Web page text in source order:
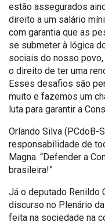
estão assegurados
direito a um salário
com garantia que as
se submeter à lógica
sociais do nosso
o direito de ter uma
Esses desafios são
muito e fazemos um
luta para garantir a
Orlando Silva (PCdoB-
responsabilidade de
Magna. “Defender a
brasileira!”
Já o deputado Renildo
discurso no Plenário
feita na sociedade na